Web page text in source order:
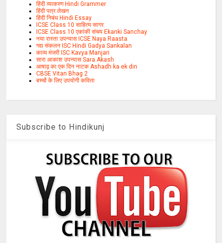
हिंदी व्याकरण Hindi Grammer
हिंदी पत्र लेखन
हिंदी निबंध Hindi Essay
ICSE Class 10 साहित्य सागर
ICSE Class 10 एकांकी संचय Ekanki Sanchay
नया रास्ता उपन्यास ICSE Naya Raasta
गद्य संकलन ISC Hindi Gadya Sankalan
काव्य मंजरी ISC Kavya Manjari
सारा आकाश उपन्यास Sara Akash
आषाढ़ का एक दिन नाटक Ashadh ka ek din
CBSE Vitan Bhag 2
बच्चों के लिए उपयोगी कविता
Subscribe to Hindikunj